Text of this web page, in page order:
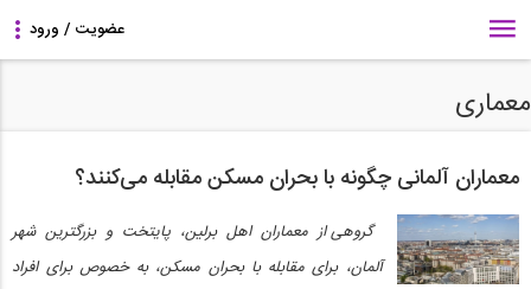
معماری
معماران آلمانی چگونه با بحران مسکن مقابله می‌کنند؟
گروهی از معماران اهل برلین، پایتخت و بزرگترین شهر
آلمان، برای مقابله با بحران مسکن، به خصوص برای افراد